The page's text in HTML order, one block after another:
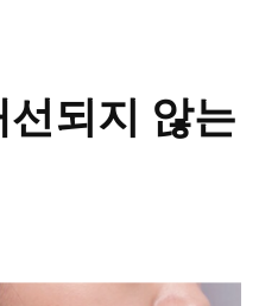
되지 않는